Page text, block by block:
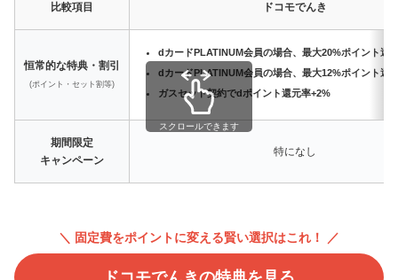
比較項目 ドコモでんき
恒常的な特典・割引
(ポイント・セット割等)
dカードPLATINUM会員の場合、最大20%ポイント還
dカードPLATINUM会員の場合、最大12%ポイント還
ガスセット契約でdポイント還元率+2%
期間限定
キャンペーン
特になし
スクロールできます
＼ 固定費をポイントに変える賢い選択はこれ！ ／